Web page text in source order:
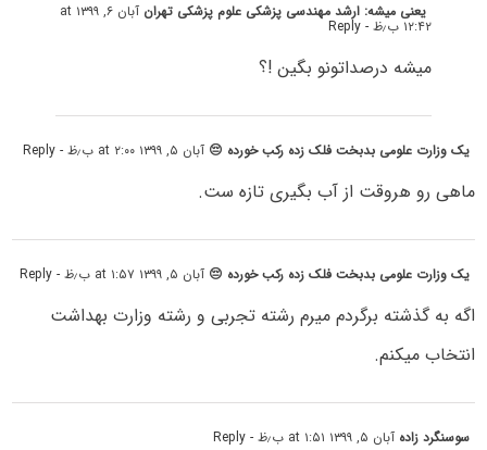
یعنی میشه: ارشد مهندسی پزشکی علوم‌ پزشکی تهران آبان ۶, ۱۳۹۹ at
۱۲:۴۲ ب٫ظ - Reply
میشه درصداتونو بگین !؟
یک وزارت علومی بدبخت فلک زده رکب خورده 😔 آبان ۵, ۱۳۹۹ at ۲:۰۰ ب٫ظ - Reply
ماهی رو هروقت از آب بگیری تازه ست.
یک وزارت علومی بدبخت فلک زده رکب خورده 😔 آبان ۵, ۱۳۹۹ at ۱:۵۷ ب٫ظ - Reply
اگه به گذشته برگردم میرم رشته تجربی و رشته وزارت بهداشت
انتخاب میکنم.
سوسنگرد زاده آبان ۵, ۱۳۹۹ at ۱:۵۱ ب٫ظ - Reply